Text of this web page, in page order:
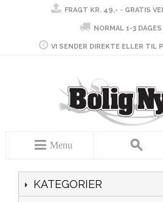
FRAGT KR. 49,- - GRATIS
NORMAL 1-3
VI SENDER DIREKTE ELLER TIL
Menu
KATEGORIER